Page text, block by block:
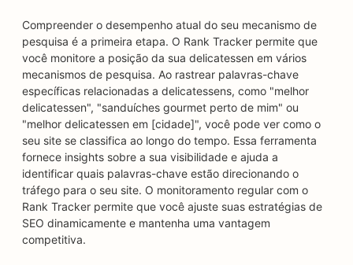
Compreender o desempenho atual do seu mecanismo de
pesquisa é a primeira etapa. O Rank Tracker permite que
você monitore a posição da sua delicatessen em vários
mecanismos de pesquisa. Ao rastrear palavras-chave
específicas relacionadas a delicatessens, como "melhor
delicatessen", "sanduíches gourmet perto de mim" ou
"melhor delicatessen em [cidade]", você pode ver como o
seu site se classifica ao longo do tempo. Essa ferramenta
fornece insights sobre a sua visibilidade e ajuda a
identificar quais palavras-chave estão direcionando o
tráfego para o seu site. O monitoramento regular com o
Rank Tracker permite que você ajuste suas estratégias de
SEO dinamicamente e mantenha uma vantagem
competitiva.